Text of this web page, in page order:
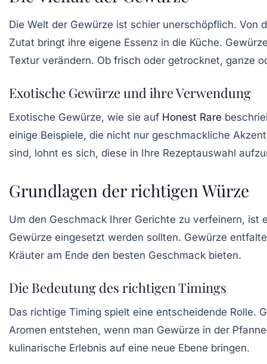
Die Welt der Gewürze ist schier unerschöpflich. Von
Zutat bringt ihre eigene Essenz in die Küche.
Textur verändern. Ob frisch oder getrocknet, ganze
Exotische Gewürze und ihre Verwendung
Exotische Gewürze, wie sie auf Honest Rare
einige Beispiele, die nicht nur geschmackliche
sind, lohnt es sich, diese in Ihre Rezeptauswahl
Grundlagen der richtigen Würze
Um den Geschmack Ihrer Gerichte zu verfeinern, ist
Gewürze eingesetzt werden sollten. Gewürze
Kräuter am Ende den besten Geschmack bieten.
Die Bedeutung des richtigen Timings
Das richtige Timing spielt eine entscheidende Rolle.
Aromen entstehen, wenn man Gewürze in der
kulinarische Erlebnis auf eine neue Ebene bringen.